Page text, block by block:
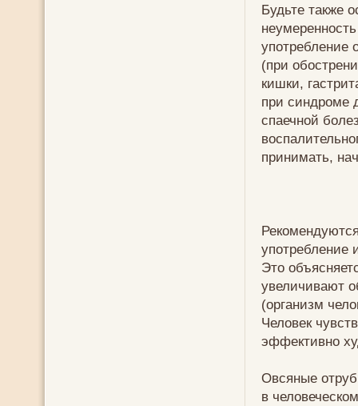
Будьте также
употребление
(при
кишки,
при синдроме
спаечной
принимать,
употребление
Это
увеличивают
(организм
Человек
эффективно
Овсяные
в